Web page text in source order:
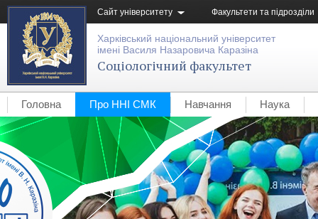
Сайт університету Факультети та підрозділи
Харківський національний університет
імені Василя Назаровича Каразіна
Соціологічний факультет
Головна Про ННІ СМК Навчання Наука